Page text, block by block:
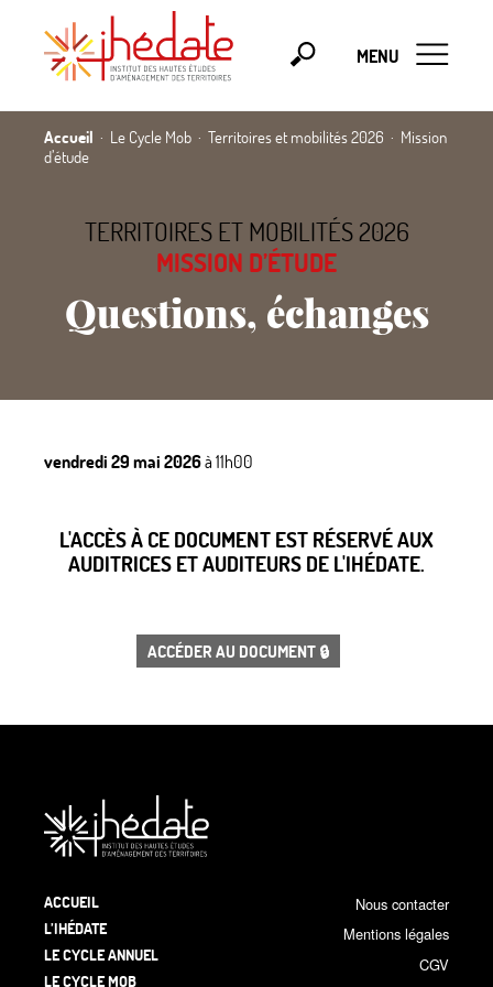
MENU
Accueil Le Cycle Mob Territoires et mobilités 2026
Mission
d’étude
TERRITOIRES ET MOBILITÉS 2026
MISSION D’ÉTUDE
Questions, échanges
vendredi 29 mai 2026à 11h00
L'ACCÈS À CE DOCUMENT EST RÉSERVÉ AUX
AUDITRICES ET AUDITEURS DE L'IHÉDATE.
ACCÉDER AU DOCUMENT 🔒
ACCUEIL
L’IHÉDATE
LE CYCLE ANNUEL
LE CYCLE MOB
Nous contacter
Mentions légales
CGV